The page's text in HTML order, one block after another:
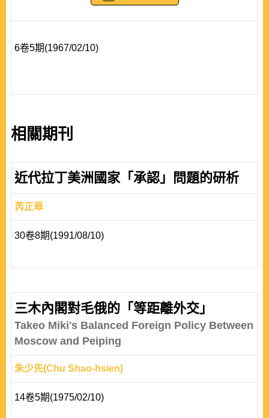
6卷5期(1967/02/10)
相關期刊
近代拉丁美洲國家「承認」問題的研析
芮正皋
30卷8期(1991/08/10)
三木內閣對毛俄的「等距離外交」
Takeo Miki's Balanced Foreign Policy Between
Moscow and Peiping
朱少先(Chu Shao-hsien)
14卷5期(1975/02/10)